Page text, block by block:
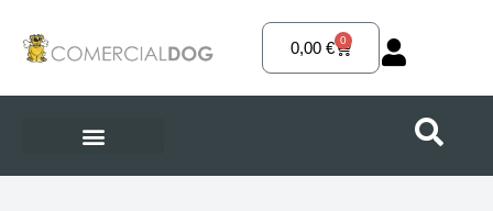
contenido
0,00€ 0
Carrito